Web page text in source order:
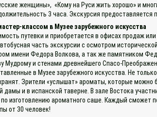
женщины», «Кому на Руси жить хорошо» и
3 часа. Экскурсия предоставляется
классом в Музее зарубежного искусства
путевки и приобретается в офисах продаж
часть экскурсии с осмотром
имени Федора Волкова, а так же памятником
Мудрому и стенами древнейшего Спасо-
в Музее зарубежного искусства. Не
Зрители «услышат» ароматы, которые
и в испанской таверне. В зале Востока
изготовлению ароматного саше. Каждый
от 30 человек!